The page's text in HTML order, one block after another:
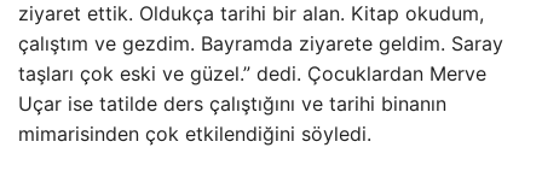
ziyaret ettik. Oldukça tarihi bir alan. Kitap okudum,
çalıştım ve gezdim. Bayramda ziyarete geldim. Saray
taşları çok eski ve güzel.” dedi. Çocuklardan Merve
Uçar ise tatilde ders çalıştığını ve tarihi binanın
mimarisinden çok etkilendiğini söyledi.